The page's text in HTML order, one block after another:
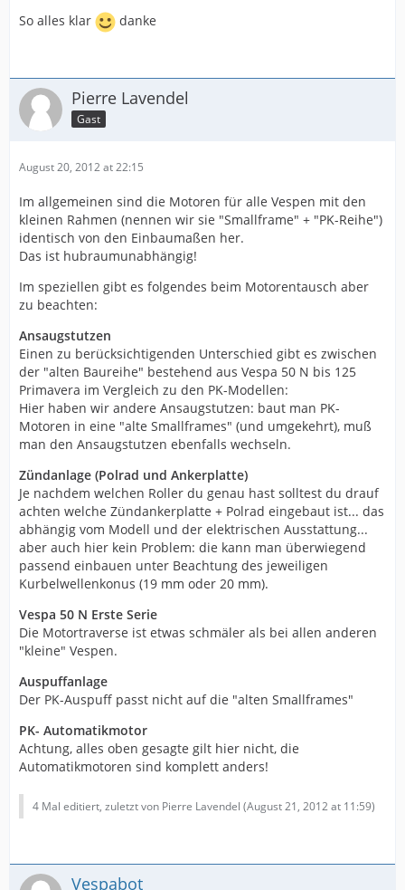
So alles klar danke
Pierre Lavendel
Gast
August 20, 2012 at 22:15
Im allgemeinen sind die Motoren für alle Vespen mit den
kleinen Rahmen (nennen wir sie "Smallframe" + "PK-Reihe")
identisch von den Einbaumaßen her.
Das ist hubraumunabhängig!
Im speziellen gibt es folgendes beim Motorentausch aber
zu beachten:
Ansaugstutzen
Einen zu berücksichtigenden Unterschied gibt es zwischen
der "alten Baureihe" bestehend aus Vespa 50 N bis 125
Primavera im Vergleich zu den PK-Modellen:
Hier haben wir andere Ansaugstutzen: baut man PK-
Motoren in eine "alte Smallframes" (und umgekehrt), muß
man den Ansaugstutzen ebenfalls wechseln.
Zündanlage (Polrad und Ankerplatte)
Je nachdem welchen Roller du genau hast solltest du drauf
achten welche Zündankerplatte + Polrad eingebaut ist... das
abhängig vom Modell und der elektrischen Ausstattung...
aber auch hier kein Problem: die kann man überwiegend
passend einbauen unter Beachtung des jeweiligen
Kurbelwellenkonus (19 mm oder 20 mm).
Vespa 50 N Erste Serie
Die Motortraverse ist etwas schmäler als bei allen anderen
"kleine" Vespen.
Auspuffanlage
Der PK-Auspuff passt nicht auf die "alten Smallframes"
PK- Automatikmotor
Achtung, alles oben gesagte gilt hier nicht, die
Automatikmotoren sind komplett anders!
4 Mal editiert, zuletzt von Pierre Lavendel (August 21, 2012 at 11:59)
Vespabot